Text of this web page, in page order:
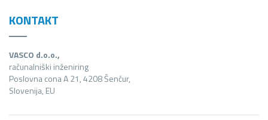
KONTAKT
VASCO d.o.o.,
računalniški inženiring
Poslovna cona A 21, 4208 Šenčur,
Slovenija, EU